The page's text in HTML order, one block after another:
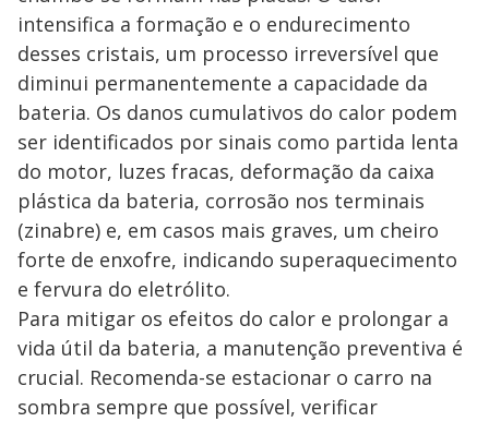
intensifica a formação e o endurecimento
desses cristais, um processo irreversível que
diminui permanentemente a capacidade da
bateria. Os danos cumulativos do calor podem
ser identificados por sinais como partida lenta
do motor, luzes fracas, deformação da caixa
plástica da bateria, corrosão nos terminais
(zinabre) e, em casos mais graves, um cheiro
forte de enxofre, indicando superaquecimento
e fervura do eletrólito.
Para mitigar os efeitos do calor e prolongar a
vida útil da bateria, a manutenção preventiva é
crucial. Recomenda-se estacionar o carro na
sombra sempre que possível, verificar